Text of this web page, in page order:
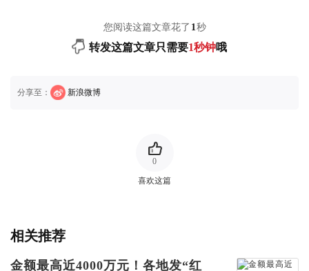
您阅读这篇文章花了 1秒
转发这篇文章只需要1秒钟哦
分享至： 新浪微博
喜欢这篇
0
相关推荐
金额最高近4000万元！各地发“红